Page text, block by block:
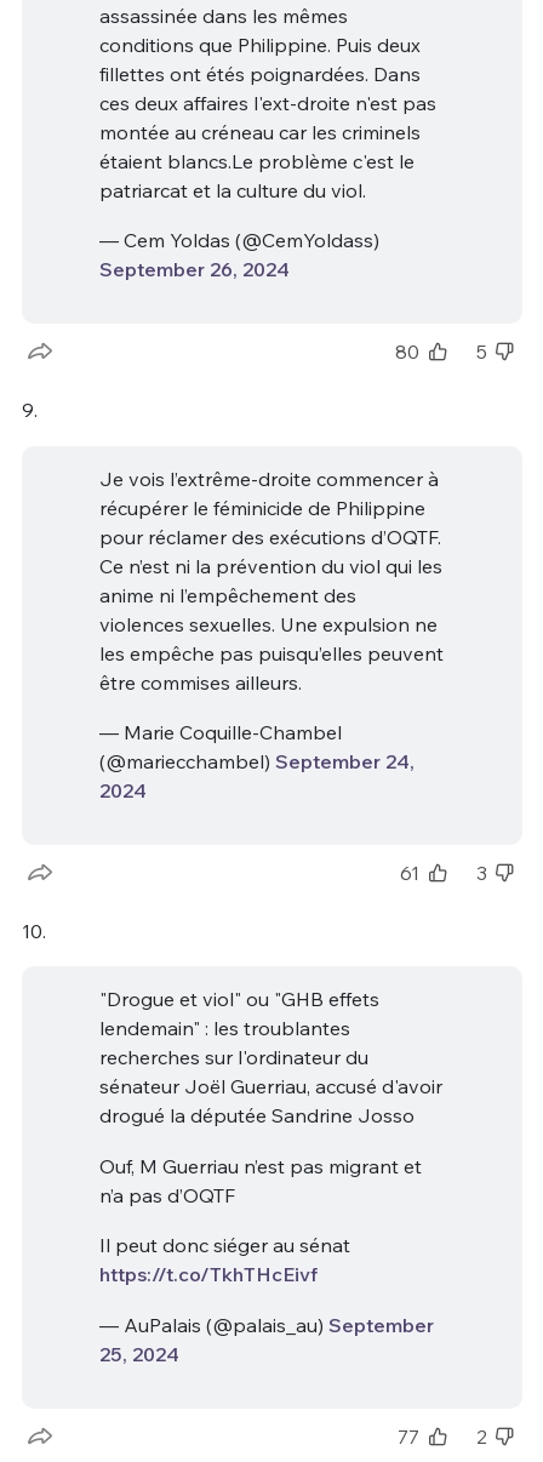
assassinée dans les mêmes
conditions que Philippine. Puis deux
fillettes ont étés poignardées. Dans
ces deux affaires l'ext-droite n'est pas
montée au créneau car les criminels
étaient blancs.Le problème c'est le
patriarcat et la culture du viol.
— Cem Yoldas (@CemYoldass)
September 26, 2024
80 5
9.
Je vois l’extrême-droite commencer à
récupérer le féminicide de Philippine
pour réclamer des exécutions d’OQTF.
Ce n’est ni la prévention du viol qui les
anime ni l’empêchement des
violences sexuelles. Une expulsion ne
les empêche pas puisqu’elles peuvent
être commises ailleurs.
— Marie Coquille-Chambel
(@mariecchambel) September 24,
2024
61 3
10.
"Drogue et viol" ou "GHB effets
lendemain" : les troublantes
recherches sur l'ordinateur du
sénateur Joël Guerriau, accusé d'avoir
drogué la députée Sandrine Josso
Ouf, M Guerriau n’est pas migrant et
n’a pas d’OQTF
Il peut donc siéger au sénat
https://t.co/TkhTHcEivf
— AuPalais (@palais_au) September
25, 2024
77 2